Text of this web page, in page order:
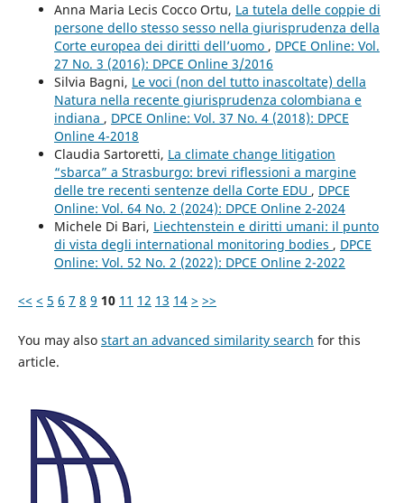
Anna Maria Lecis Cocco Ortu, La tutela delle coppie di
persone dello stesso sesso nella giurisprudenza della
Corte europea dei diritti dell’uomo , DPCE Online: Vol.
27 No. 3 (2016): DPCE Online 3/2016
Silvia Bagni, Le voci (non del tutto inascoltate) della
Natura nella recente giurisprudenza colombiana e
indiana , DPCE Online: Vol. 37 No. 4 (2018): DPCE
Online 4-2018
Claudia Sartoretti, La climate change litigation
“sbarca” a Strasburgo: brevi riflessioni a margine
delle tre recenti sentenze della Corte EDU , DPCE
Online: Vol. 64 No. 2 (2024): DPCE Online 2-2024
Michele Di Bari, Liechtenstein e diritti umani: il punto
di vista degli international monitoring bodies , DPCE
Online: Vol. 52 No. 2 (2022): DPCE Online 2-2022
<< < 5 6 7 8 9 10 11 12 13 14 > >>
You may also start an advanced similarity search for this
article.